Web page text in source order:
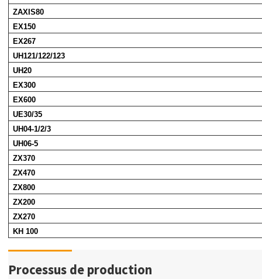
ZAXIS80
EX150
EX267
UH121/122/123
UH20
EX300
EX600
UE30/35
UH04-1/2/3
UH06-5
ZX370
ZX470
ZX800
ZX200
ZX270
KH 100
Processus de production